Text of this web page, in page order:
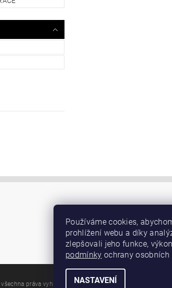
všechna práva vyhrazena
Používáme cookies,
prohlížení webu a díky
zlepšovali jeho funkce,
podmínky ochrany osobních
NASTAVENÍ